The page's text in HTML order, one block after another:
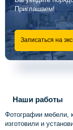
Приглашаем!
Записаться на
Наши работы
Фотографии мебели,
изготовили и